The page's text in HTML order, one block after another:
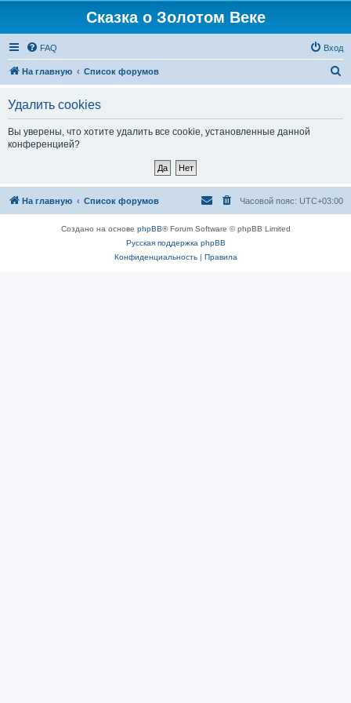
Сказка о Золотом Веке
FAQ Вход
На главную Список форумов
Удалить cookies
Вы уверены, что хотите удалить все cookie, установленные данной
конференцией?
На главную Список форумов Часовой пояс: UTC+03:00
Создано на основе phpBB® Forum Software © phpBB Limited
Русская поддержка phpBB
Конфиденциальность| Правила